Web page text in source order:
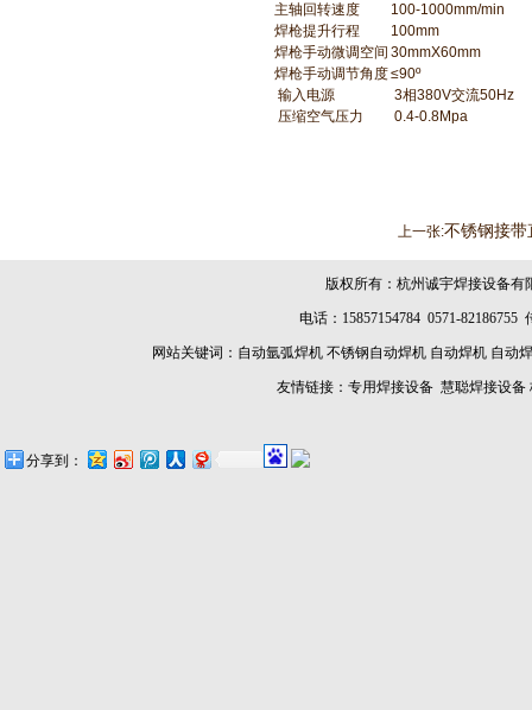
主轴回转速度
100-1000mm/min
焊枪提升行程
100mm
焊枪手动微调空间 30mmX60mm
焊枪手动调节角度≤90º
输入电源
3相380V交流50Hz
压缩空气压力
0.4-0.8Mpa
上一张:不锈钢接带
版权所有：杭州诚宇焊接设备
电话：15857154784 0571-
网站关键词： 自动氩弧焊机 不锈钢自动焊机 自动焊机 自动
友情链接：专用焊接设备 慧聪焊接设备
分享到：